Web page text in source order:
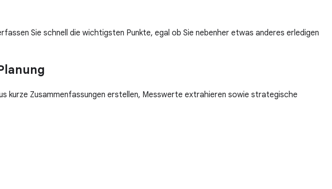
Sie schnell die wichtigsten Punkte, egal ob Sie nebenher etwas anderes erledigen
kurze Zusammenfassungen erstellen, Messwerte extrahieren sowie strategische